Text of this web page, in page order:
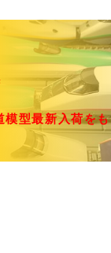
模型最新入荷を